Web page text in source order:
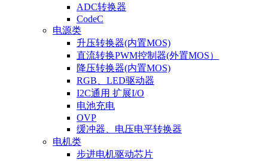
ADC转换器
CodeC
电源类
升压转换器(内置MOS)
直流转换PWM控制器(外置MOS）
降压转换器(内置MOS)
RGB、LED驱动器
I2C通用 扩展I/O
电池充电
OVP
缓冲器、电压电平转换器
电机类
步进电机驱动芯片